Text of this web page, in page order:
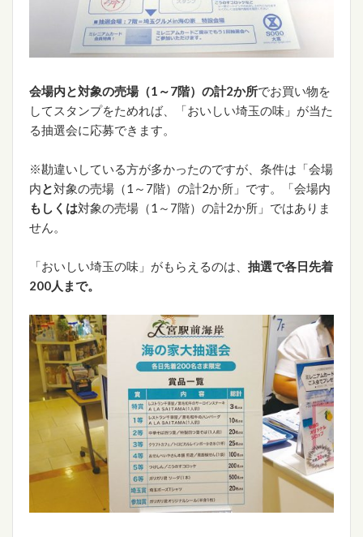
会場内と対象の売場（1～7階）の計2か所でお買い物を
してスタンプをためれば、「おいしい埼玉の味」が当た
る抽選会に応募できます。
※勘違いしている方が多かったのですが、条件は「会場
内と対象の売場（1～7階）の計2か所」です。「会場内
もしくは対象の売場（1～7階）の計2か所」ではありま
せん。
「おいしい埼玉の味」がもらえるのは、 抽選で各日先着
200人まで。